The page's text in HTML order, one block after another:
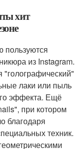
хит
пользуются
из Instagram.
лаки или пыль
эффекта. Ещё
при котором
благодаря
техник.